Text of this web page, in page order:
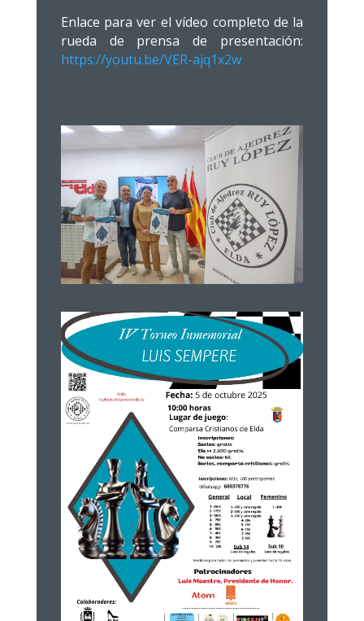
Enlace para ver el vídeo completo de la
rueda de prensa de presentación:
https://youtu.be/VER-ajq1x2w